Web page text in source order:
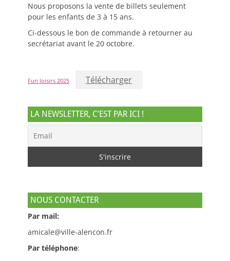
Nous proposons la vente de billets seulement
pour les enfants de 3 à 15 ans.
Ci-dessous le bon de commande à retourner au
secrétariat avant le 20 octobre.
Fun loisirs 2025 Télécharger
LA NEWSLETTER, C’EST PAR ICI !
NOUS CONTACTER
Par mail:
amicale@ville-alencon.fr
Par téléphone: